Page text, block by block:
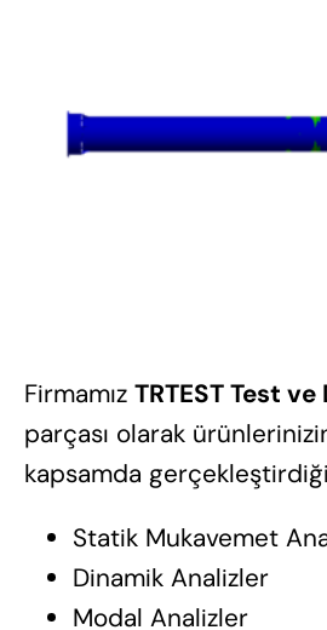
Firmamız TRTEST Test
parçası olarak
kapsamda
Statik Mukavemet
Dinamik Analizler
Modal Analizler